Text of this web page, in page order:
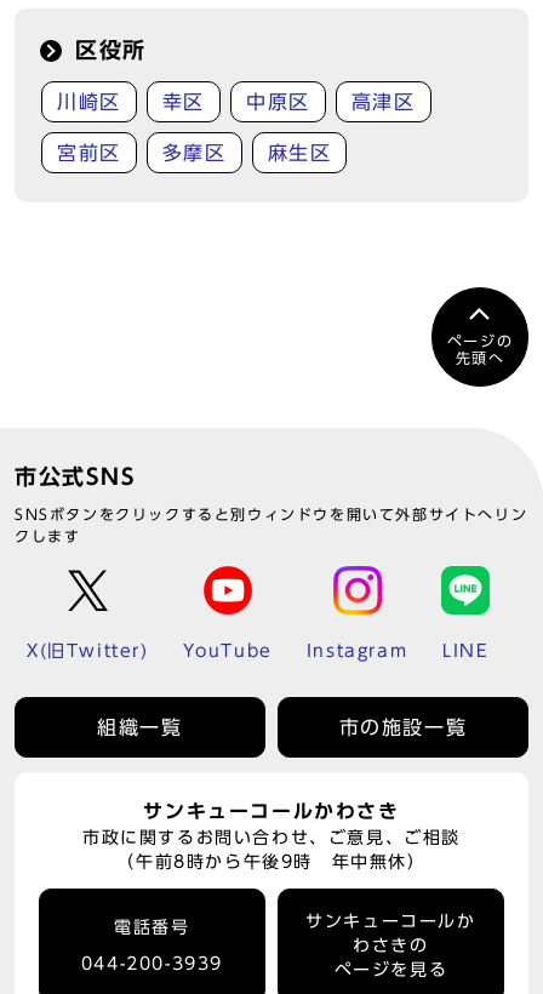
区役所
川崎区 幸区 中原区 高津区
宮前区 多摩区 麻生区
ページの
先頭へ
市公式SNS
SNSボタンをクリックすると別ウィンドウを開いて外部サイトへリン
クします
X(旧Twitter) YouTube Instagram LINE
組織一覧 市の施設一覧
サンキューコールかわさき
市政に関するお問い合わせ、ご意見、ご相談
（午前8時から午後9時 年中無休）
電話番号
044-200-3939
サンキューコールか
わさきの
ページを見る